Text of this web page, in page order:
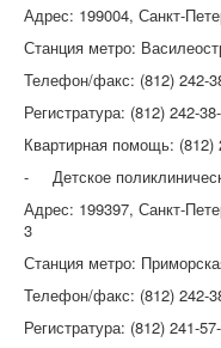
Адрес: 199004, Санкт-
Станция метро:
Телефон/факс: (812) 242-
Регистратура: (812) 242-
Квартирная помощь: (812)
- Детское
Адрес: 199397, Санкт-
3
Станция метро:
Телефон/факс: (812) 242-
Регистратура: (812) 241-